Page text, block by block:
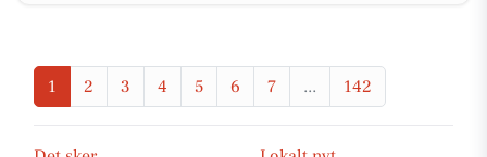
1 2 3 4 5 6 7 ... 142